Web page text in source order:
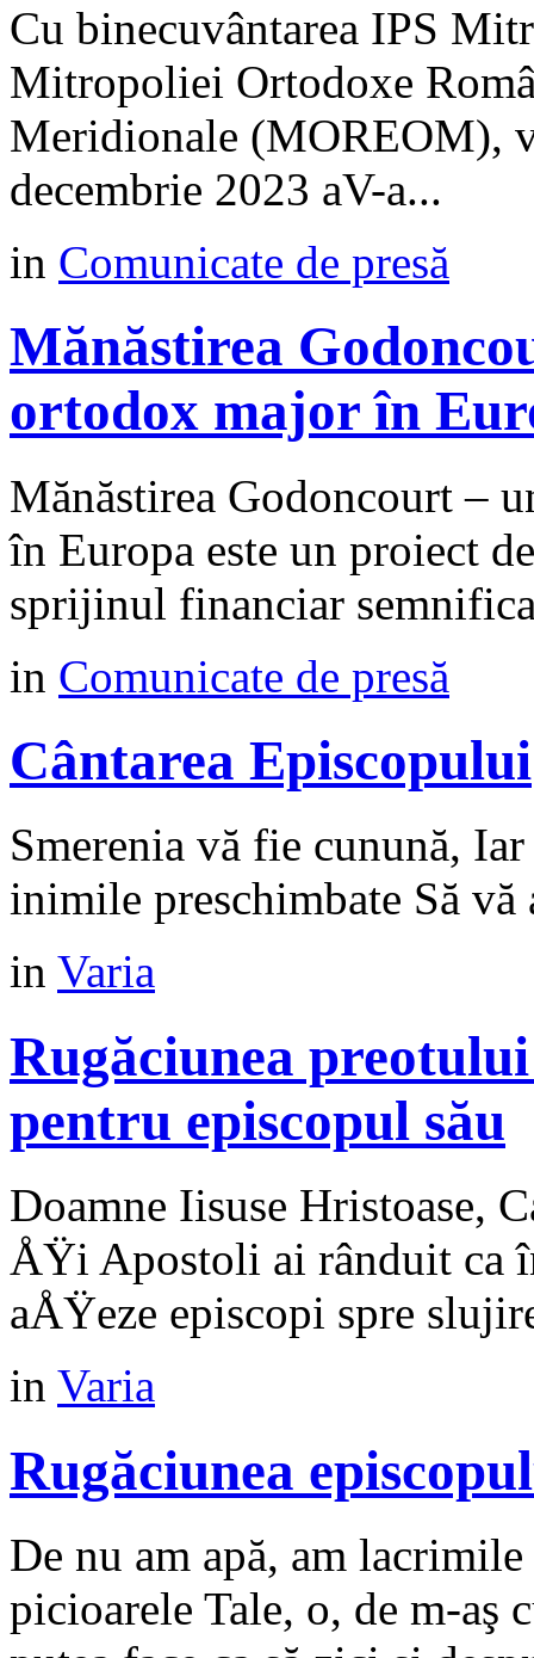
Cu binecuvântarea IPS
Mitropoliei Ortodoxe
Meridionale (MOREOM),
decembrie 2023 aV-a...
in Comunicate de presă
Mănăstirea
ortodox major în
Mănăstirea Godoncourt –
în Europa este un proiect
sprijinul financiar
in Comunicate de presă
Cântarea Episcopului
Smerenia vă fie cunună,
inimile preschimbate Să
in Varia
Rugăciunea
pentru episcopul său
Doamne Iisuse Hristoase,
ÅŸi Apostoli ai rânduit ca
aÅŸeze episcopi spre
in Varia
Rugăciunea
De nu am apă, am
picioarele Tale, o, de m-aş